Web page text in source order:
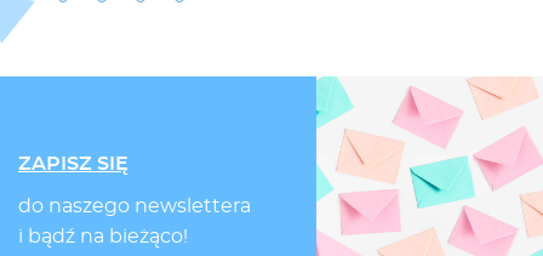
ZAPISZ SIĘ
do naszego newslettera
i bądź na bieżąco!